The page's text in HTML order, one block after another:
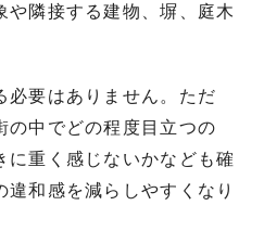
や隣接する建物、塀、庭木
必要はありません。ただ
の中でどの程度目立つの
に重く感じないかなども確
和感を減らしやすくなり